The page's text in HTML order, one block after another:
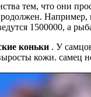
тем, что они
Например,
1500000, а
коньки . У
кожи. самец